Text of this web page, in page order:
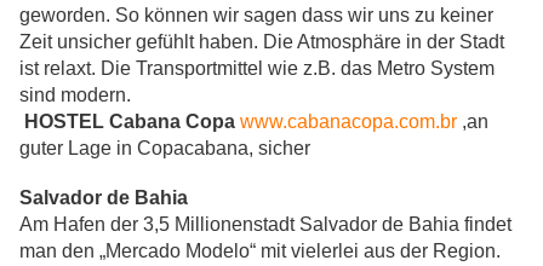
geworden. So können wir sagen dass wir uns zu keiner
Zeit unsicher gefühlt haben. Die Atmosphäre in der Stadt
ist relaxt. Die Transportmittel wie z.B. das Metro System
sind modern.
HOSTEL Cabana Copa www.cabanacopa.com.br ,an
guter Lage in Copacabana, sicher
Salvador de Bahia
Am Hafen der 3,5 Millionenstadt Salvador de Bahia findet
man den „Mercado Modelo“ mit vielerlei aus der Region.